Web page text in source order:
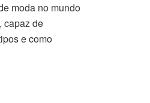
moda no mundo
capaz de
e como